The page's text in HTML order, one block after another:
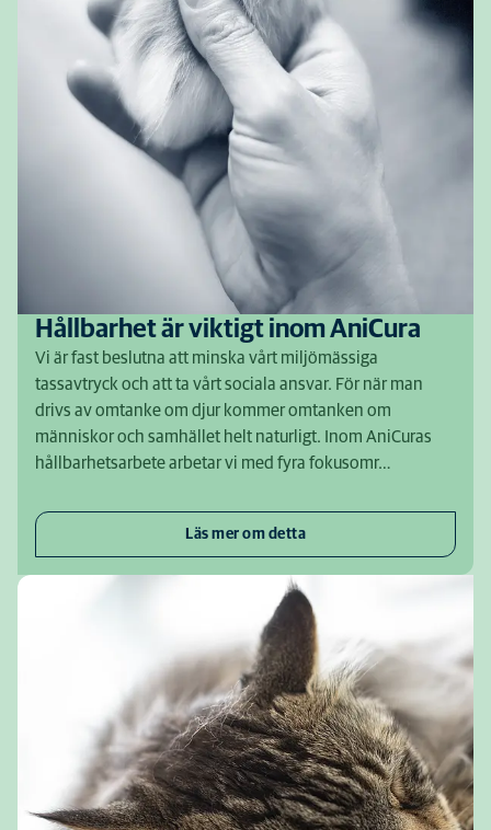
Hållbarhet är viktigt inom AniCura
Vi är fast beslutna att minska vårt miljömässiga
tassavtryck och att ta vårt sociala ansvar. För när man
drivs av omtanke om djur kommer omtanken om
människor och samhället helt naturligt. Inom AniCuras
hållbarhetsarbete arbetar vi med fyra fokusomr…
Läs mer om detta